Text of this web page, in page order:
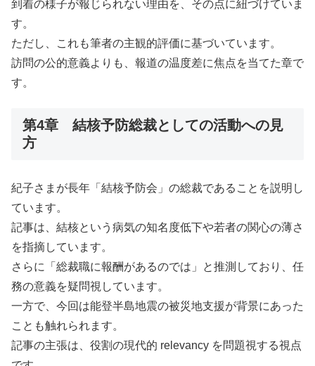
到着の様子が報じられない理由を、その点に紐づけていま
す。
ただし、これも筆者の主観的評価に基づいています。
訪問の公的意義よりも、報道の温度差に焦点を当てた章で
す。
第4章 結核予防総裁としての活動への見
方
紀子さまが長年「結核予防会」の総裁であることを説明し
ています。
記事は、結核という病気の知名度低下や若者の関心の薄さ
を指摘しています。
さらに「総裁職に報酬があるのでは」と推測しており、任
務の意義を疑問視しています。
一方で、今回は能登半島地震の被災地支援が背景にあった
ことも触れられます。
記事の主張は、役割の現代的 relevancy を問題視する視点